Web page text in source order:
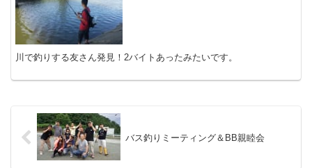
川で釣りする友さん発見！2バイトあったみたいです。
バス釣りミーティング＆BB親睦会